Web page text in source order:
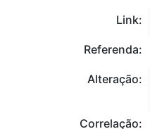
Link:
Referenda:
Alteração:
Correlação: